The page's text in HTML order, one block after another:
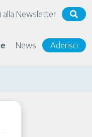
alla Newsletter
News Aderisci